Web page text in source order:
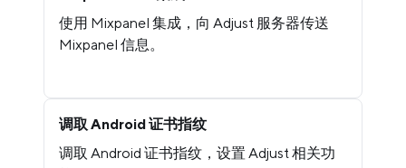
使用 Mixpanel 集成，向 Adjust 服务器传送
Mixpanel 信息。
调取 Android 证书指纹
调取 Android 证书指纹，设置 Adjust 相关功